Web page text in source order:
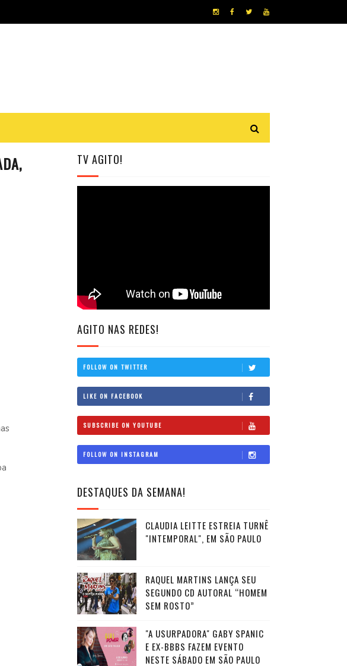
TV AGITO!
AGITO NAS REDES!
FOLLOW ON TWITTER
LIKE ON FACEBOOK
SUBSCRIBE ON YOUTUBE
FOLLOW ON INSTAGRAM
DESTAQUES DA SEMANA!
CLAUDIA LEITTE ESTREIA TURNÊ
"INTEMPORAL", EM SÃO PAULO
RAQUEL MARTINS LANÇA SEU
SEGUNDO CD AUTORAL “HOMEM
SEM ROSTO”
"A USURPADORA" GABY SPANIC
E EX-BBBS FAZEM EVENTO
NESTE SÁBADO EM SÃO PAULO